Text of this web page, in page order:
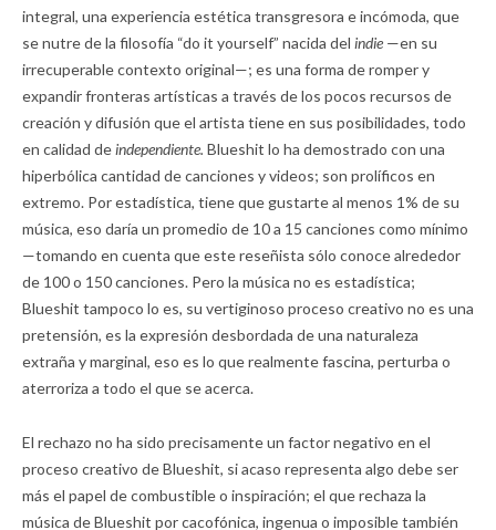
integral, una experiencia estética transgresora e incómoda, que
se nutre de la filosofía “do it yourself” nacida del indie —en su
irrecuperable contexto original—; es una forma de romper y
expandir fronteras artísticas a través de los pocos recursos de
creación y difusión que el artista tiene en sus posibilidades, todo
en calidad deindependiente. Blueshit lo ha demostrado con una
hiperbólica cantidad de canciones y videos; son prolíficos en
extremo. Por estadística, tiene que gustarte al menos 1% de su
música, eso daría un promedio de 10 a 15 canciones como mínimo
—tomando en cuenta que este reseñista sólo conoce alrededor
de 100 o 150 canciones. Pero la música no es estadística;
Blueshit tampoco lo es, su vertiginoso proceso creativo no es una
pretensión, es la expresión desbordada de una naturaleza
extraña y marginal, eso es lo que realmente fascina, perturba o
aterroriza a todo el que se acerca.
El rechazo no ha sido precisamente un factor negativo en el
proceso creativo de Blueshit, si acaso representa algo debe ser
más el papel de combustible o inspiración; el que rechaza la
música de Blueshit por cacofónica, ingenua o imposible también